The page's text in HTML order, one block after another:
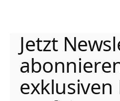
Jetzt
exklusiven